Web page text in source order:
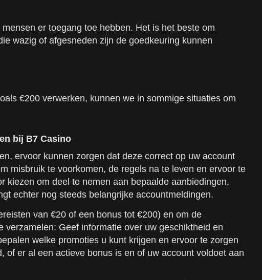
er toegang toe hebben. Het is het beste om
wazig of afgesneden zijn de goedkeuring kunnen
€200 verwerken, kunnen we in sommige situaties om
bij B7 Casino
ervoor kunnen zorgen dat deze correct op uw account
misbruik te voorkomen, de regels na te leven en ervoor te
kiezen om deel te nemen aan bepaalde aanbiedingen,
echter nog steeds belangrijke accountmeldingen.
van €20 of een bonus tot €200) en om de
Geef informatie over uw geschiktheid en
welke promoties u kunt krijgen en ervoor te zorgen
er al een actieve bonus is en of uw account voldoet aan